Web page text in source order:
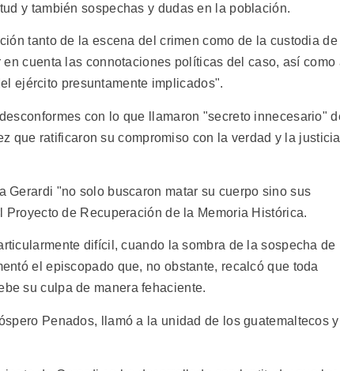
y también sospechas y dudas en la población.
tanto de la escena del crimen como de la custodia de
cuenta las connotaciones políticas del caso, así como
ejército presuntamente implicados".
con lo que llamaron "secreto innecesario"
que ratificaron su compromiso con la verdad y la
Gerardi "no solo buscaron matar su cuerpo sino sus
de Recuperación de la Memoria Histórica.
difícil, cuando la sombra de la sospecha de
el episcopado que, no obstante, recalcó que toda
su culpa de manera fehaciente.
Penados, llamó a la unidad de los guatemaltecos y